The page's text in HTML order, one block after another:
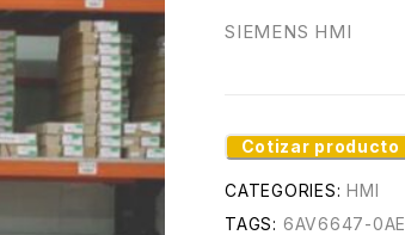
SIEMENS HMI
Cotizar producto
CATEGORIES: HMI
TAGS: 6AV6647-